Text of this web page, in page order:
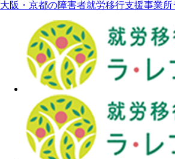
大阪・京都の障害者就労移行支援事業所